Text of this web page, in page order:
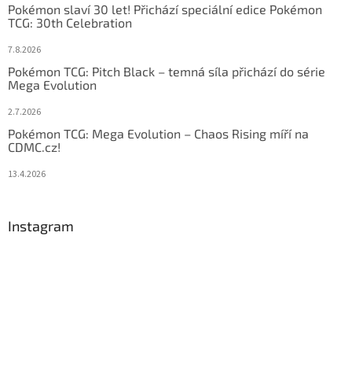
Pokémon slaví 30 let! Přichází speciální edice Pokémon
TCG: 30th Celebration
7.8.2026
Pokémon TCG: Pitch Black – temná síla přichází do série
Mega Evolution
2.7.2026
Pokémon TCG: Mega Evolution – Chaos Rising míří na
CDMC.cz!
13.4.2026
Instagram